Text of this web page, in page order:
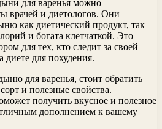
для варенья можно
врачей и диетологов. Они
как диетический продукт, так
и богата клетчаткой. Это
для тех, кто следит за своей
диете для похудения.
для варенья, стоит обратить
и полезные свойства.
получить вкусное и полезное
дополнением к вашему